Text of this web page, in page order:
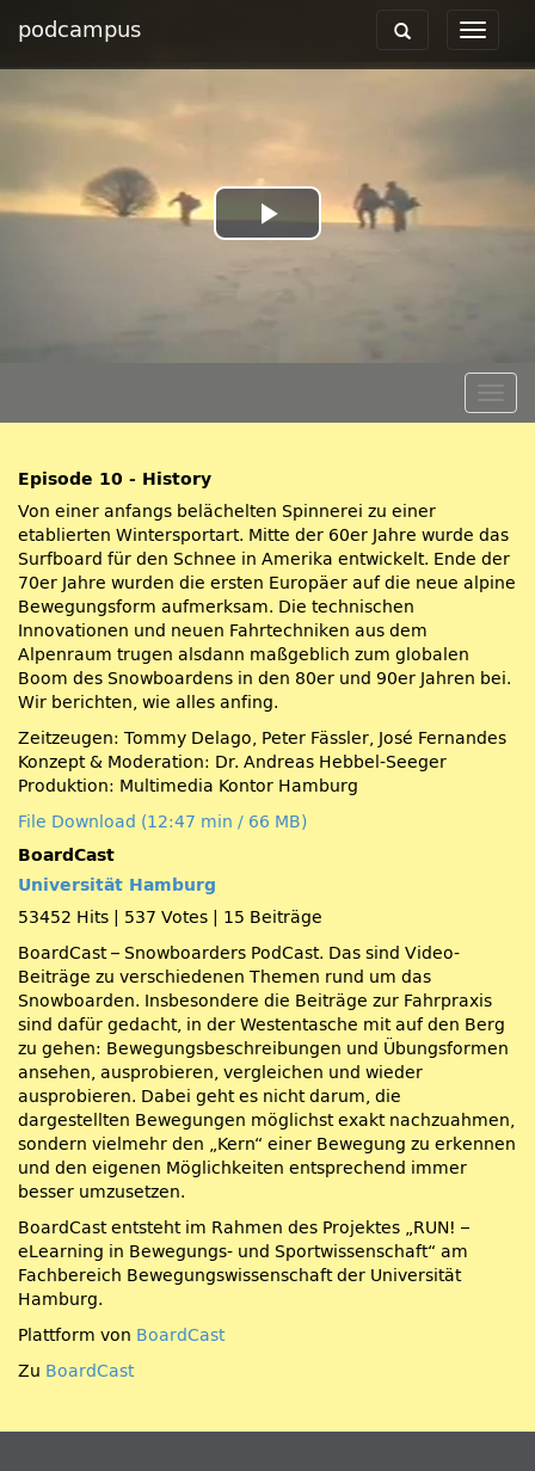
podcampus
Toggle
Toggle
navigation
Play
Episode 10 - History
Von einer anfangs belächelten Spinnerei zu einer
etablierten Wintersportart. Mitte der 60er Jahre wurde das
Surfboard für den Schnee in Amerika entwickelt. Ende der
70er Jahre wurden die ersten Europäer auf die neue alpine
Bewegungsform aufmerksam. Die technischen
Innovationen und neuen Fahrtechniken aus dem
Alpenraum trugen alsdann maßgeblich zum globalen
Boom des Snowboardens in den 80er und 90er Jahren bei.
Wir berichten, wie alles anfing.
Zeitzeugen: Tommy Delago, Peter Fässler, José Fernandes
Konzept & Moderation: Dr. Andreas Hebbel-Seeger
Produktion: Multimedia Kontor Hamburg
File Download (12:47 min / 66 MB)
BoardCast
Universität Hamburg
53452 Hits
537 Votes
15 Beiträge
BoardCast – Snowboarders PodCast. Das sind Video-
Beiträge zu verschiedenen Themen rund um das
Snowboarden. Insbesondere die Beiträge zur Fahrpraxis
sind dafür gedacht, in der Westentasche mit auf den Berg
zu gehen: Bewegungsbeschreibungen und Übungsformen
ansehen, ausprobieren, vergleichen und wieder
ausprobieren. Dabei geht es nicht darum, die
dargestellten Bewegungen möglichst exakt nachzuahmen,
sondern vielmehr den „Kern“ einer Bewegung zu erkennen
und den eigenen Möglichkeiten entsprechend immer
besser umzusetzen.
BoardCast entsteht im Rahmen des Projektes „RUN! –
eLearning in Bewegungs- und Sportwissenschaft“ am
Fachbereich Bewegungswissenschaft der Universität
Hamburg.
Plattform von BoardCast
Zu BoardCast